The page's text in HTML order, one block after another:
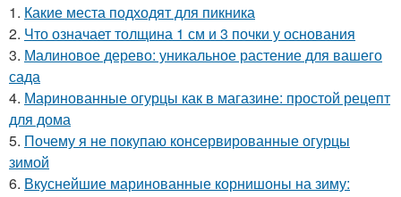
1. Какие места подходят для пикника
2. Что означает толщина 1 см и 3 почки у основания
3. Малиновое дерево: уникальное растение для вашего
сада
4. Маринованные огурцы как в магазине: простой рецепт
для дома
5. Почему я не покупаю консервированные огурцы
зимой
6. Вкуснейшие маринованные корнишоны на зиму: